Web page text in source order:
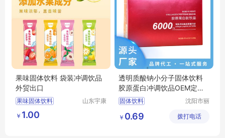
果味固体饮料 袋装冲调饮品
外贸出口
果味固体饮料
固体饮料
袋装冲调饮品
山东宇康
￥ 1.00
透明质酸钠小分子固体饮料
胶原蛋白冲调饮品OEM定制
代加工厂家
固体饮料
胶原蛋白冲调饮品
沈阳市丽
药科技有
￥ 0.69 拨打电话